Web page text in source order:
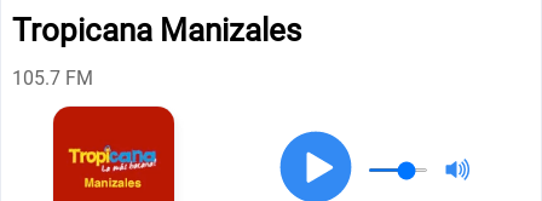
Tropicana Manizales
105.7 FM